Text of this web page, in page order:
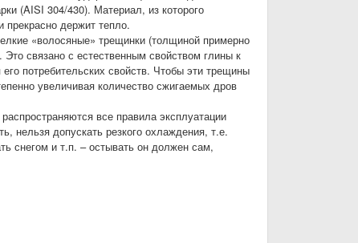
(AISI 304/430). Материал, из которого
прекрасно держит тепло.
«волосяные» трещинки (толщиной примерно
связано с естественным свойством глины к
потребительских свойств. Чтобы эти трещины
увеличивая количество сжигаемых дров
все правила эксплуатации
нельзя допускать резкого охлаждения, т.е.
снегом и т.п. – остывать он должен сам,